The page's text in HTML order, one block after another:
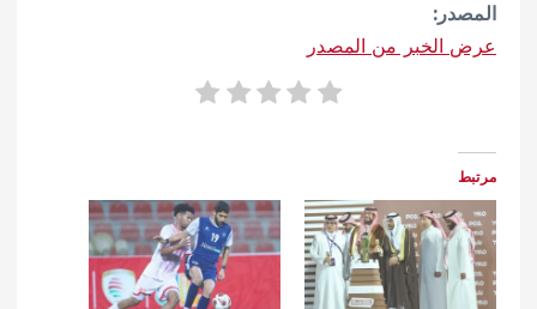
المصدر:
عرض الخبر من المصدر
مرتبط